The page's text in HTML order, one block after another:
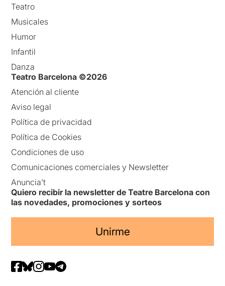
Teatro
Musicales
Humor
Infantil
Danza
Teatro Barcelona ©2026
Atención al cliente
Aviso legal
Política de privacidad
Política de Cookies
Condiciones de uso
Comunicaciones comerciales y Newsletter
Anuncia’t
Quiero recibir la newsletter de Teatre Barcelona con
las novedades, promociones y sorteos
Unirme